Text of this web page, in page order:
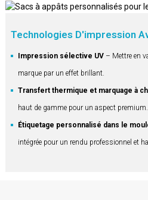
Technologies D'impression
Impression sélective UV– Mettre en
marque par un effet brillant.
Transfert thermique et marquage à
haut de gamme pour un aspect premium.
Étiquetage personnalisé dans le
intégrée pour un rendu professionnel et